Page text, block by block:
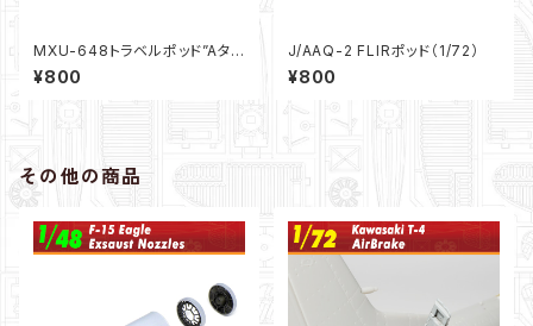
MXU-648トラベルポッド”Aタイ
プ”（1/72）
¥800
J/AAQ-2 FLIRポッド（1/72）
¥800
その他の商品